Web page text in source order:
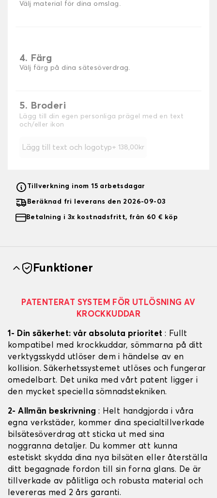
Välj material för dina omslag.
4. Färg
Välj färg på dina sätesöverdrag.
5. Broderi
Lägg till din egen personliga prägel med en text
och/eller ikon
Lägg till text och logotyp + 138,00kr
Tillverkning inom 15 arbetsdagar
Beräknad fri leverans den 2026-09-03
Betalning i 3x kostnadsfritt, från 60 € köp
Funktioner
PATENTERAT SYSTEM FÖR UTLÖSNING AV
KROCKKUDDAR
1- Din säkerhet: vår absoluta prioritet : Fullt
kompatibel med krockkuddar, sömmarna på ditt
verktygsskydd utlöser dem i händelse av en
kollision. Säkerhetssystemet utlöses och fungerar
omedelbart. Det unika med vårt patent ligger i
den mycket speciella sömnadstekniken.
2- Allmän beskrivning : Helt handgjorda i våra
egna verkstäder, kommer dina specialtillverkade
bilsätesöverdrag att sticka ut med sina
noggranna detaljer. Du kommer att kunna
estetiskt skydda dina nya bilsäten eller återställa
ditt begagnade fordon till sin forna glans. De är
tillverkade av pålitliga och robusta material och
levereras med 2 års garanti.